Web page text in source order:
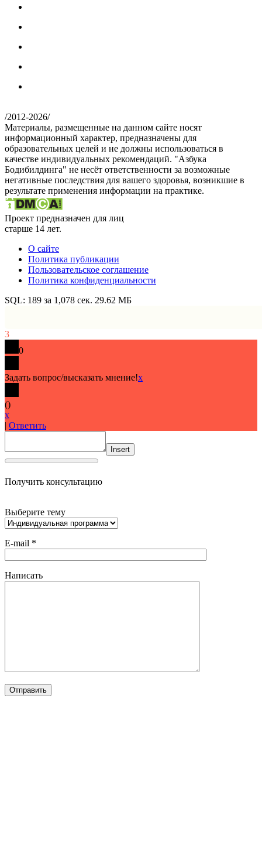
/2012-2026/
Материалы, размещенные на данном сайте носят
информационный характер, предназначены для
образовательных целей и не должны использоваться в
качестве индивидуальных рекомендаций. "Азбука
Бодибилдинга" не несёт ответственности за возможные
негативные последствия для вашего здоровья, возникшие в
результате применения информации на практике.
Проект предназначен для лиц
старше 14 лет.
О сайте
Политика публикации
Пользовательское соглашение
Политика конфиденциальности
SQL: 189 за 1,078 сек. 29.62 МБ
3
0
Задать вопрос/высказать мнение!x
()
x
| Ответить
Insert
Получить консультацию
Выберите тему
E-mail *
Написать